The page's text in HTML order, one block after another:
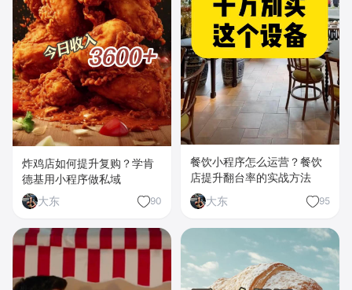
炸鸡店如何提升复购？学肯
德基用小程序做私域
大东
90
餐饮小程序怎么运营？餐饮
店提升翻台率的实战方法
大东
95